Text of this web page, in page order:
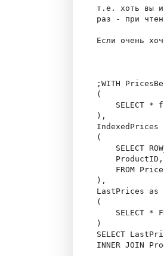
т.е. хоть вы и
раз - при
Если очень
;WITH
(
SELECT *
),
IndexedPrices
(
SELECT
FROM
),
LastPrices as
(
SELECT *
)
SELECT
INNER JOIN